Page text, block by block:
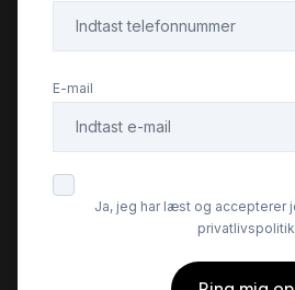
E-mail
Ja, jeg har læst og accepterer
privatlivspolitik